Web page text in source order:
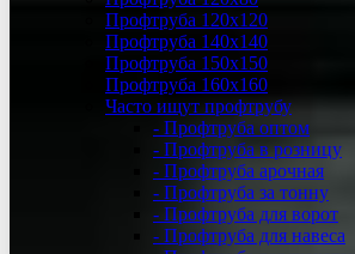
Профтруба 120х120
Профтруба 140х140
Профтруба 150х150
Профтруба 160х160
Часто ищут профтрубу
- Профтруба оптом
- Профтруба в розницу
- Профтруба арочная
- Профтруба за тонну
- Профтруба для ворот
- Профтруба для навеса